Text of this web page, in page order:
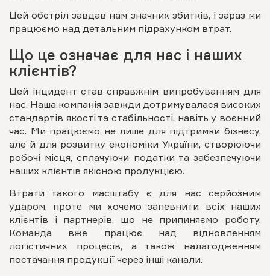
Цей обстріл завдав нам значних збитків, і зараз ми
працюємо над детальним підрахунком втрат.
Що це означає для нас і наших
клієнтів?
Цей інцидент став справжнім випробуванням для
нас. Наша компанія завжди дотримувалася високих
стандартів якості та стабільності, навіть у воєнний
час. Ми працюємо не лише для підтримки бізнесу,
але й для розвитку економіки України, створюючи
робочі місця, сплачуючи податки та забезпечуючи
наших клієнтів якісною продукцією.
Втрати такого масштабу є для нас серйозним
ударом, проте ми хочемо запевнити всіх наших
клієнтів і партнерів, що не припиняємо роботу.
Команда вже працює над відновленням
логістичних процесів, а також налагодженням
постачання продукції через інші канали.